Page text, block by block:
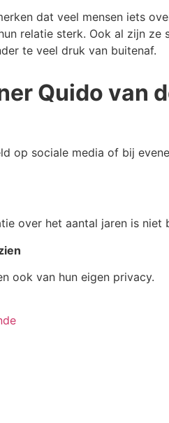
dat veel mensen iets
relatie sterk. Ook al zijn
te veel druk van buitenaf.
Quido van
op sociale media of bij
over het aantal jaren is niet
ook van hun eigen privacy.